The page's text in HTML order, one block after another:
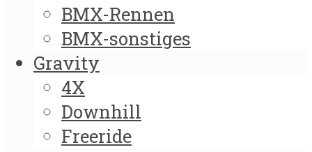
BMX-Rennen
BMX-sonstiges
Gravity
4X
Downhill
Freeride